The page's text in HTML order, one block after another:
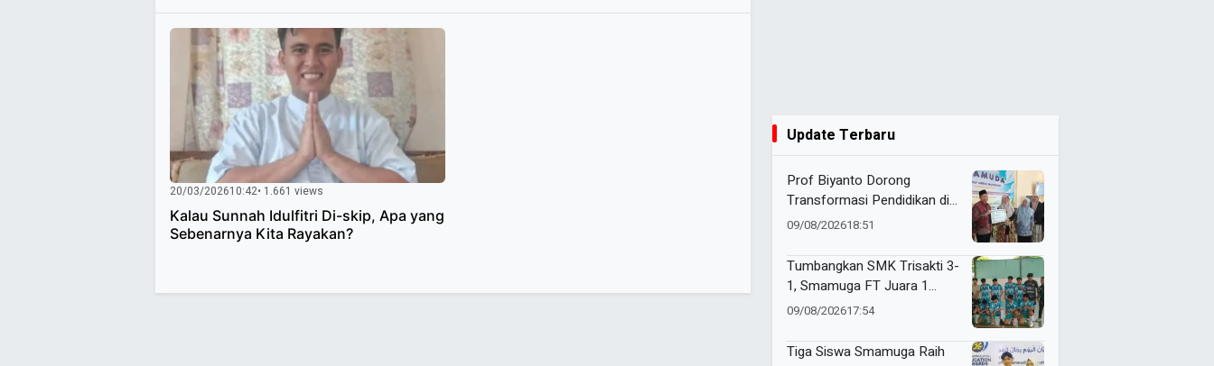
20/03/202610:42• 1.661 views
Kalau Sunnah Idulfitri Di-skip, Apa yang
Sebenarnya Kita Rayakan?
Update Terbaru
Prof Biyanto Dorong
Transformasi Pendidikan di
Sekolah Aisyiyah Nganjuk
09/08/202618:51
Tumbangkan SMK Trisakti 3-
1, Smamuga FT Juara 1
Futsal HUT RI ke-81
09/08/202617:54
Tiga Siswa Smamuga Raih